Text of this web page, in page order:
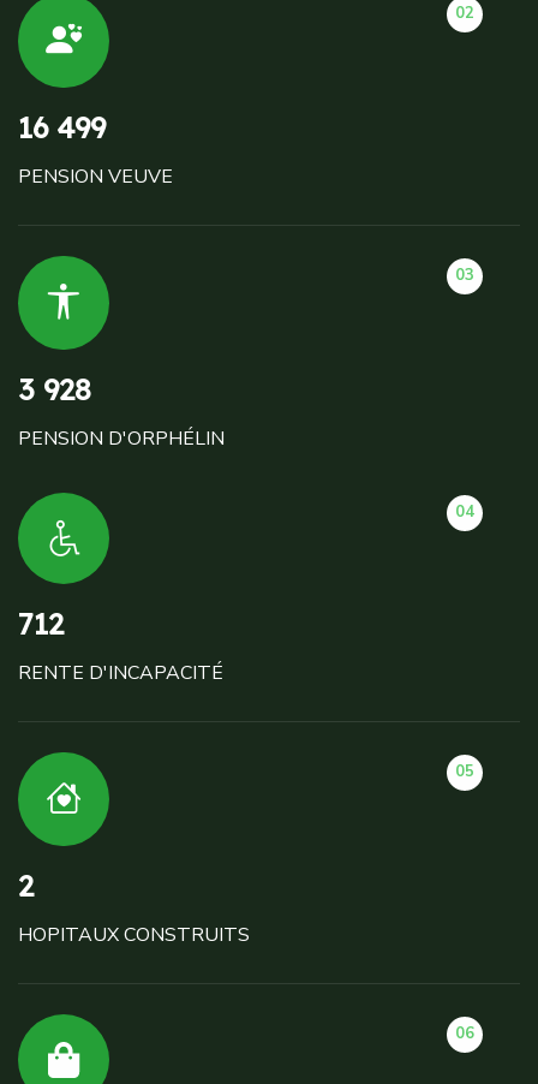
02
16 499
PENSION VEUVE
03
3 928
PENSION D'ORPHÉLIN
04
712
RENTE D'INCAPACITÉ
05
2
HOPITAUX CONSTRUITS
06